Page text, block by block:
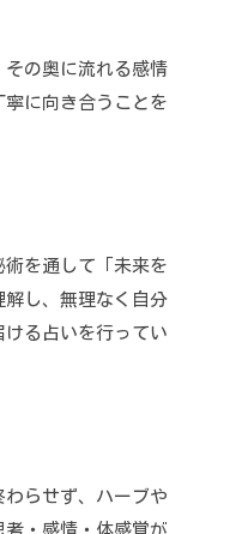
その奥に流れる感情
に向き合うことを
を通して「未来を
解し、無理なく自分
る占いを行ってい
らせず、ハーブや
・感情・体感覚が